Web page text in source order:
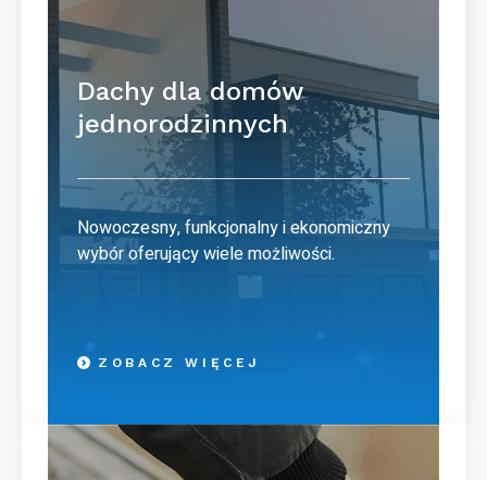
Dachy dla domów
jednorodzinnych
Nowoczesny, funkcjonalny i ekonomiczny
wybór oferujący wiele możliwości.
ZOBACZ WIĘCEJ